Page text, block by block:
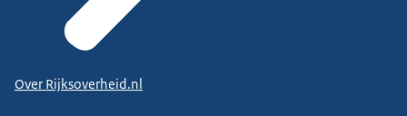
Over Rijksoverheid.nl